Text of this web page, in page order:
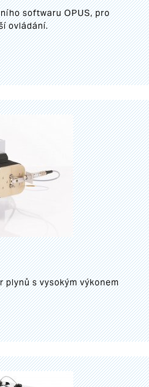
softwaru OPUS, pro
ovládání.
s vysokým výkonem